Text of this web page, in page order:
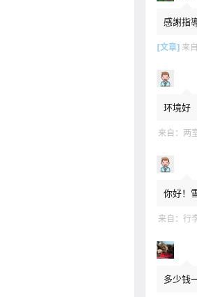
感謝指
[文章] 来自
环境好
来自： 两室一
你好！
来自： 行李箱
多少钱